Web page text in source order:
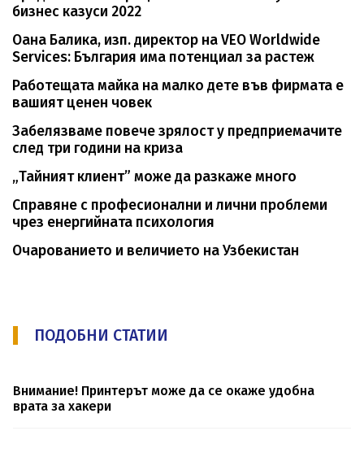
бизнес казуси 2022
Оана Балика, изп. директор на VEO Worldwide
Services: България има потенциал за растеж
Работещата майка на малко дете във фирмата е
вашият ценен човек
Забелязваме повече зрялост у предприемачите
след три години на криза
„Тайният клиент” може да разкаже много
Справяне с професионални и лични проблеми
чрез енергийната психология
Oчарованието и величието на Узбекистан
ПОДОБНИ СТАТИИ
Внимание! Принтерът може да се окаже удобна
врата за хакери